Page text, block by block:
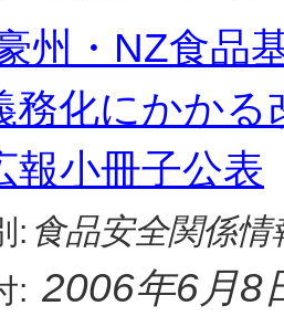
州・NZ食品
務化にかか
報小冊子公表
: 食品安全関係情
: 2006年6月8